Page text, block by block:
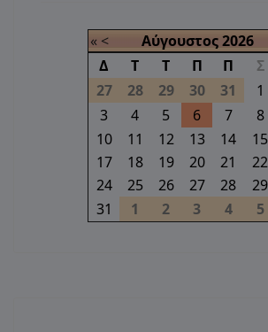
«< Αύγουστος 2026
Δ
Τ Τ Π Π Σ
27
28 29 30 31 1
3
4 5 6 7 8
10
11 12 13 14 15
17
18 19 20 21 22
24
25 26 27 28 29
31
1 2 3 4 5